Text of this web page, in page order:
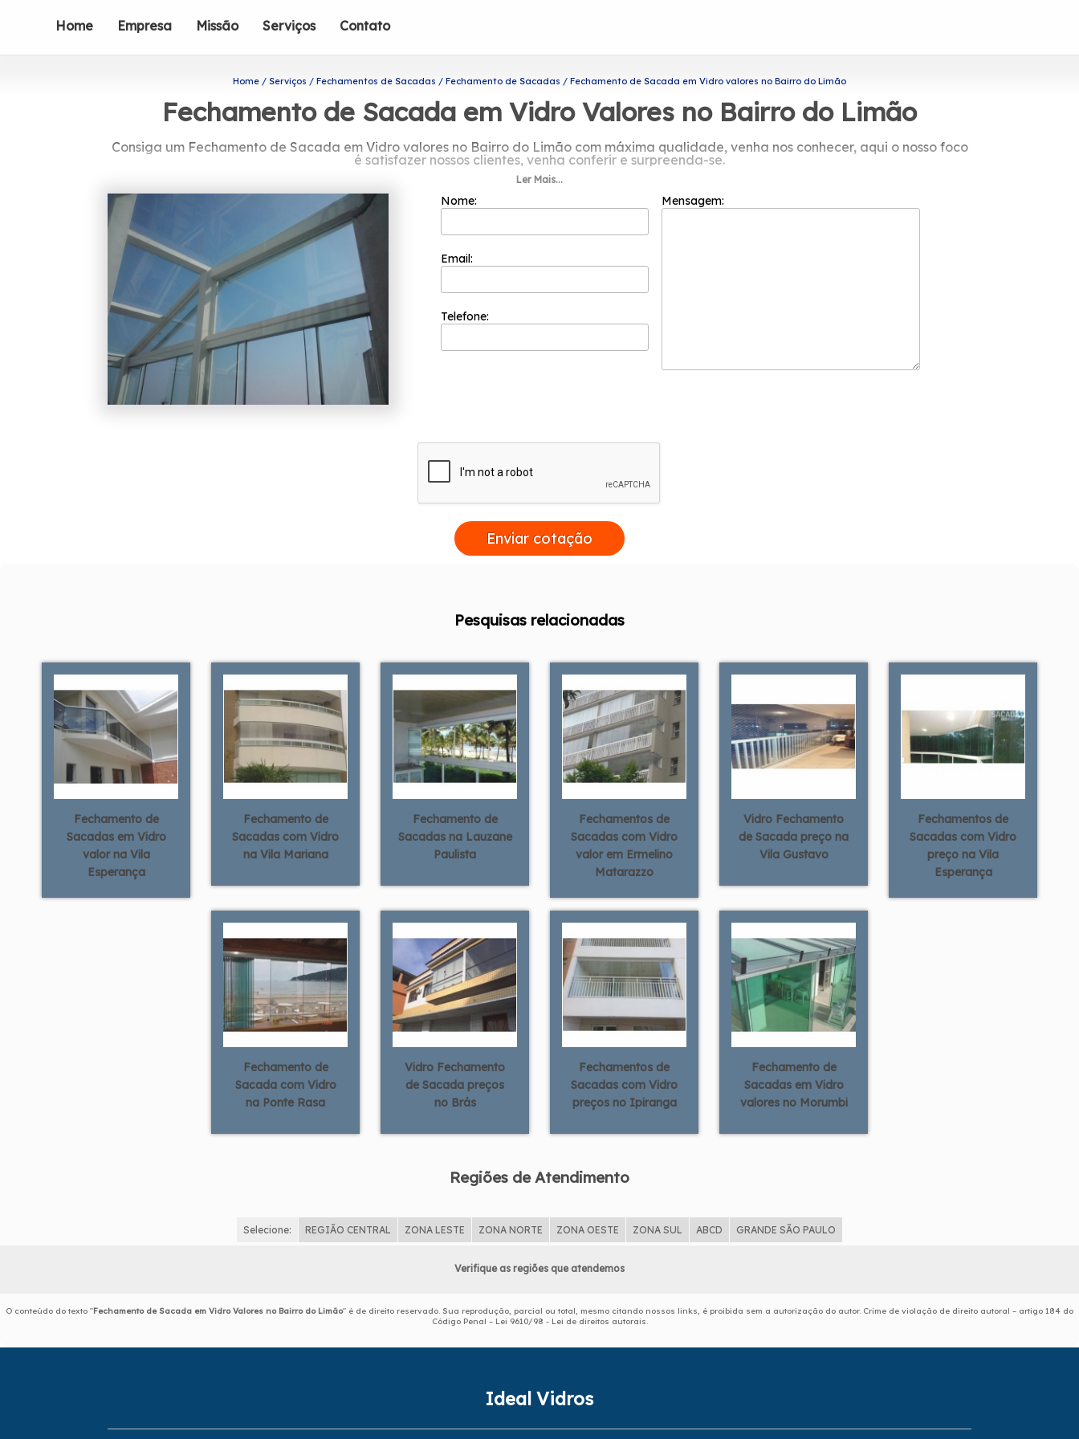
Home Empresa Missão Serviços Contato
Home Serviços Fechamentos de Sacadas Fechamento de Sacadas Fechamento de Sacada em Vidro valores no Bairro do Limão
Fechamento de Sacada em Vidro Valores no Bairro do Limão
Consiga um Fechamento de Sacada em Vidro valores no Bairro do Limão com máxima qualidade, venha nos conhecer, aqui o nosso foco
é satisfazer nossos clientes, venha conferir e surpreenda-se.
Procurando por Fechamento de Sacada em Vidro valores no Bairro do Limão? Saiba que através da Protavi Vidros é possível solicitar
portas de vidro, envidraçamento de sacadas, coberturas com vidro, entre outras opções de produtos e serviços da área de engenharia
de vidros. Entre em contato com nossos profissionais e tenha todo o suporte que precisa.
Ler Mais...
Nome:
Email:
Telefone:
Mensagem:
Enviar cotação
Pesquisas relacionadas
Fechamento de
Sacadas em Vidro
valor na Vila
Esperança
Fechamento de
Sacadas com Vidro
na Vila Mariana
Fechamento de
Sacadas na Lauzane
Paulista
Fechamentos de
Sacadas com Vidro
valor em Ermelino
Matarazzo
Vidro Fechamento
de Sacada preço na
Vila Gustavo
Fechamentos de
Sacadas com Vidro
preço na Vila
Esperança
Fechamento de
Sacada com Vidro
na Ponte Rasa
Vidro Fechamento
de Sacada preços
no Brás
Fechamentos de
Sacadas com Vidro
preços no Ipiranga
Fechamento de
Sacadas em Vidro
valores no Morumbi
Regiões de Atendimento
Selecione: REGIÃO CENTRAL ZONA LESTE ZONA NORTE ZONA OESTE ZONA SUL ABCD GRANDE SÃO PAULO
Verifique as regiões que atendemos
O conteúdo do texto "Fechamento de Sacada em Vidro Valores no Bairro do Limão" é de direito reservado. Sua reprodução, parcial ou total, mesmo citando nossos links, é proibida sem a autorização do autor. Crime de violação de direito autoral – artigo 184 do
Código Penal – Lei 9610/98 - Lei de direitos autorais.
Ideal Vidros